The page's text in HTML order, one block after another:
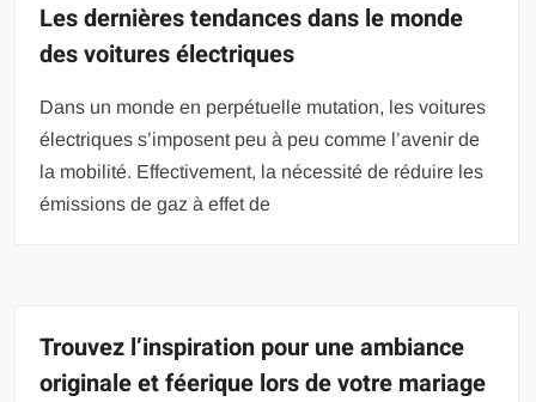
Les dernières tendances dans le monde
des voitures électriques
Dans un monde en perpétuelle mutation, les voitures
électriques s’imposent peu à peu comme l’avenir de
la mobilité. Effectivement, la nécessité de réduire les
émissions de gaz à effet de
Trouvez l’inspiration pour une ambiance
originale et féerique lors de votre mariage